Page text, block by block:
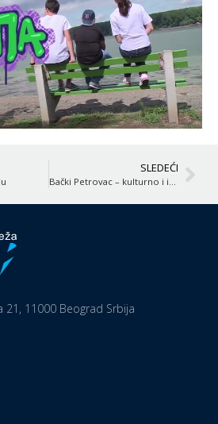
SLEDEĆI
Bački Petrovac – kulturno i istorijsko središte Slovaka u Srbiji
21, 11000 Beograd Srbija